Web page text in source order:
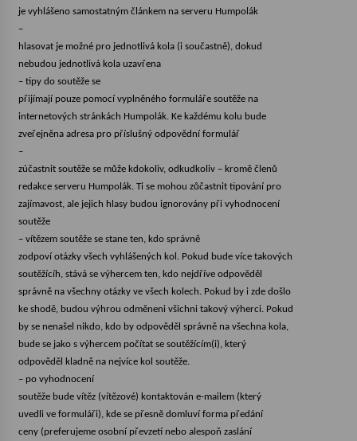
Želiv
3. 7. 2026
30. 6. 2026
je vyhlášeno samostatným článkem na serveru Humpolák
–
hlasovat je možné pro jednotlivá kola (i součastně), dokud
nebudou jednotlivá kola uzavřena
– tipy do soutěže se
přijímají pouze pomocí vyplněného formuláře soutěže na
internetových stránkách Humpolák. Ke každému kolu bude
zveřejněna adresa pro příslušný odpovědní formulář
–
zúčastnit soutěže se může kdokoliv, odkudkoliv – kromě členů
redakce serveru Humpolák. Ti se mohou zůčastnit tipování pro
zajímavost, ale jejich hlasy budou ignorovány při vyhodnocení
soutěže
– vítězem soutěže se stane ten, kdo správně
zodpoví otázky všech vyhlášených kol. Pokud bude více takových
soutěžícíh, stává se výhercem ten, kdo nejdříve odpověděl
správně na všechny otázky ve všech kolech. Pokud by i zde došlo
ke shodě, budou výhrou odměneni všichni takový výherci. Pokud
by se nenašel nikdo, kdo by odpověděl správně na všechna kola,
bude se jako s výhercem počítat se soutěžícím(i), který
odpověděl kladně na nejvíce kol soutěže.
– po vyhodnocení
soutěže bude vítěz (vítězové) kontaktován e-mailem (který
uvedli ve formuláři), kde se přesně domluví forma předání
ceny (preferujeme osobní převzetí nebo alespoň zaslání